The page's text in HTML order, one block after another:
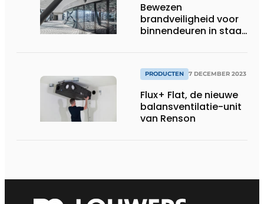
Bewezen
brandveiligheid voor
binnendeuren in staal
Architect@Work
Brussel
PRODUCTEN 7 DECEMBER 2023
Flux+ Flat, de nieuwe
balansventilatie-unit
van Renson